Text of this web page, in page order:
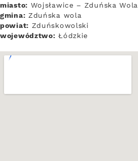
miasto: Wojsławice – Zduńska Wola
gmina: Zduńska wola
powiat: Zduńskowolski
województwo: Łódzkie